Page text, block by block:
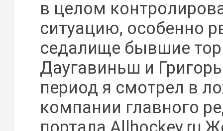
в целом
ситуацию, особенно
седалище бывшие
Даугавиньш и
период я смотрел в
компании главного
портала Allhockey.ru